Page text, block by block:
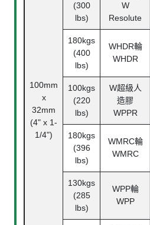
100mm
x
32mm
(4" x 1-
1/4")
(300
lbs)
W
Resolute
180kgs
(400
lbs)
WHDR輪
WHDR
100kgs
(220
lbs)
W超級人
造膠
WPPR
180kgs
(396
lbs)
WMRC輪
WMRC
130kgs
(285
lbs)
WPP輪
WPP